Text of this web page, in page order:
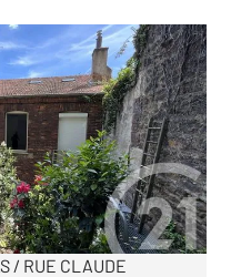
€
/ RUE CLAUDE